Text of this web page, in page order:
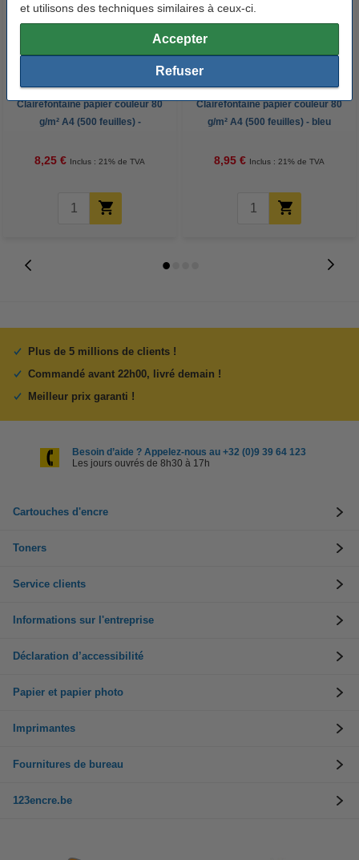
et utilisons des techniques similaires à ceux-ci.
Accepter
Refuser
Clairefontaine papier couleur 80
g/m² A4 (500 feuilles) -
8,25 € Inclus : 21% de TVA
Clairefontaine papier couleur 80
g/m² A4 (500 feuilles) - bleu
8,95 € Inclus : 21% de TVA
Plus de 5 millions de clients !
Commandé avant 22h00, livré demain !
Meilleur prix garanti !
Besoin d’aide ? Appelez-nous au +32 (0)9 39 64 123
Les jours ouvrés de 8h30 à 17h
Cartouches d'encre
Toners
Service clients
Informations sur l'entreprise
Déclaration d’accessibilité
Papier et papier photo
Imprimantes
Fournitures de bureau
123encre.be